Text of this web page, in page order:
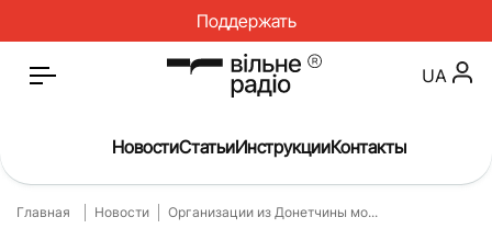
Поддержать
Главная
UA
НовостиСтатьиИнструкцииКонтакты
Главная Новости Организации из Донетчины мо...